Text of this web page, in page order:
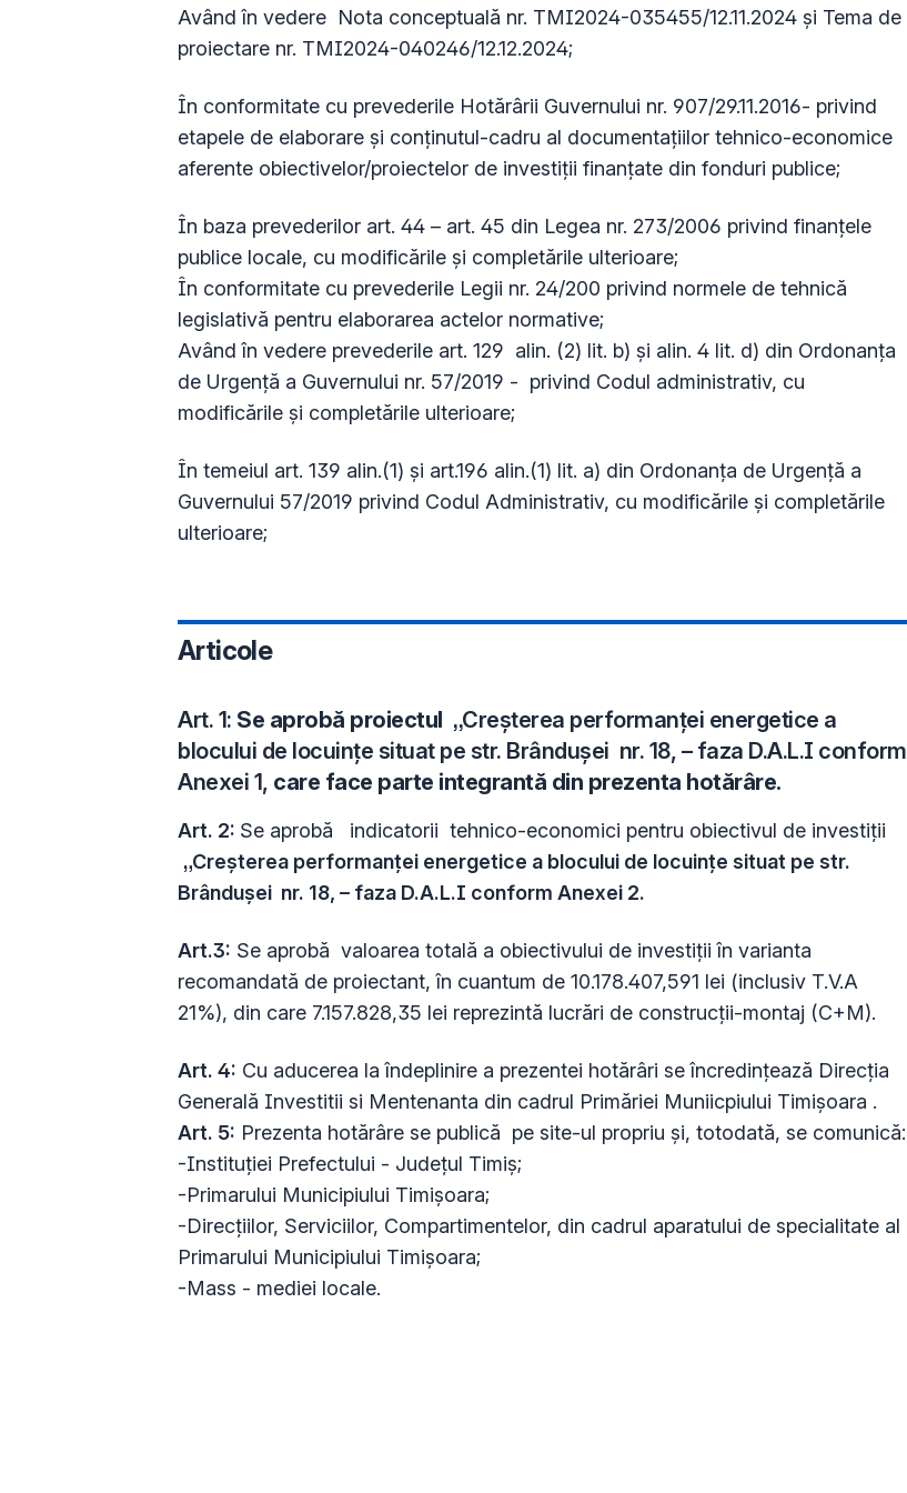
Având în vedere Nota conceptuală nr. TMI2024-035455/12.11.2024 şi Tema de
proiectare nr. TMI2024-040246/12.12.2024;
În conformitate cu prevederile Hotărârii Guvernului nr. 907/29.11.2016- privind
etapele de elaborare şi conţinutul-cadru al documentaţiilor tehnico-economice
aferente obiectivelor/proiectelor de investiţii finanţate din fonduri publice;
În baza prevederilor art. 44 – art. 45 din Legea nr. 273/2006 privind finanțele
publice locale, cu modificările și completările ulterioare;
În conformitate cu prevederile Legii nr. 24/200 privind normele de tehnică
legislativă pentru elaborarea actelor normative;
Având în vedere prevederile art. 129 alin. (2) lit. b) şi alin. 4 lit. d) din Ordonanţa
de Urgenţă a Guvernului nr. 57/2019 - privind Codul administrativ, cu
modificările și completările ulterioare;
În temeiul art. 139 alin.(1) și art.196 alin.(1) lit. a) din Ordonanța de Urgență a
Guvernului 57/2019 privind Codul Administrativ, cu modificările și completările
ulterioare;
Articole
Art. 1: Se aprobă proiectul „Creșterea performanței energetice a
blocului de locuințe situat pe str. Brândușei nr. 18, – faza D.A.L.I conform
Anexei 1, care face parte integrantă din prezenta hotărâre.
Art. 2: Se aprobă
indicatorii tehnico-economici pentru obiectivul de investiții
„Creșterea performanței energetice a blocului de locuințe situat pe str.
Brândușei nr. 18, – faza D.A.L.I conform Anexei 2.
Art.3: Se aprobă valoarea totală a obiectivului de investiții în varianta
recomandată de proiectant, în cuantum de 10.178.407,591 lei (inclusiv T.V.A
21%), din care 7.157.828,35 lei reprezintă lucrări de construcții-montaj (C+M).
Art. 4: Cu aducerea la îndeplinire a prezentei hotărâri se încredinţează Direcţia
Generală Investitii si Mentenanta din cadrul Primăriei Muniicpiului Timișoara .
Art. 5: Prezenta hotărâre se publică pe site-ul propriu și, totodată, se comunică:
-Instituției Prefectului - Județul Timiș;
-Primarului Municipiului Timișoara;
-Direcțiilor, Serviciilor, Compartimentelor, din cadrul aparatului de specialitate al
Primarului Municipiului Timișoara;
-Mass - mediei locale.